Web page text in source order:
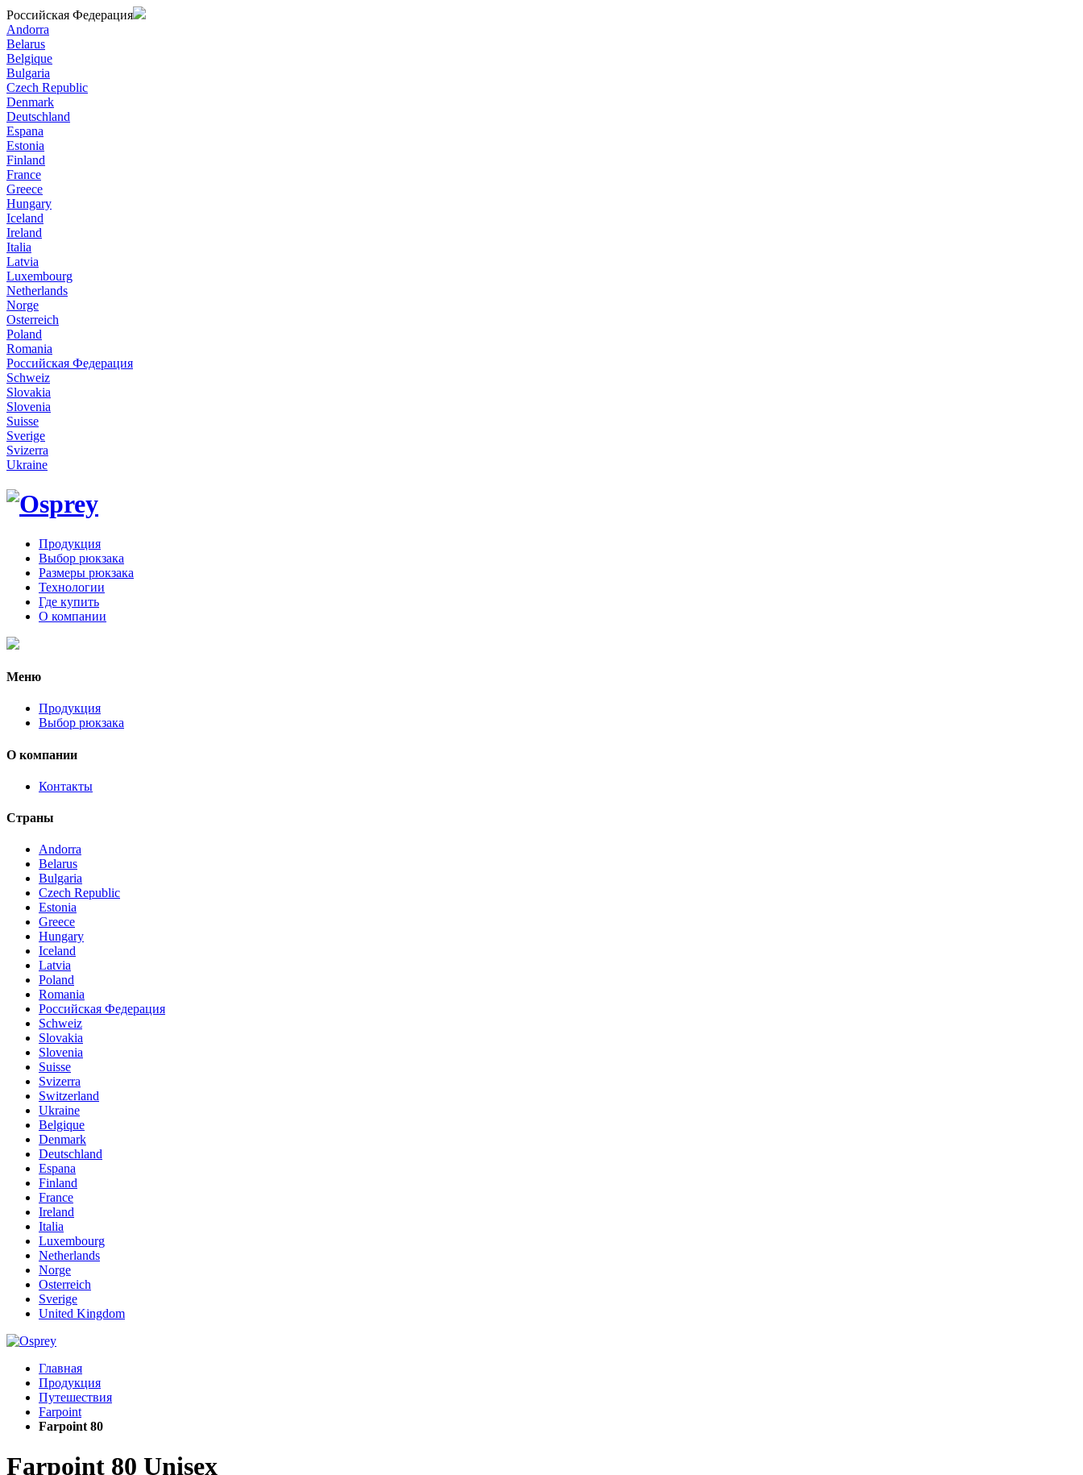
Российская Федерация
Andorra
Belarus
Belgique
Bulgaria
Czech Republic
Denmark
Deutschland
Espana
Estonia
Finland
France
Greece
Hungary
Iceland
Ireland
Italia
Latvia
Luxembourg
Netherlands
Norge
Osterreich
Poland
Romania
Российская Федерация
Schweiz
Slovakia
Slovenia
Suisse
Sverige
Svizerra
Ukraine
Продукция
Выбор рюкзака
Размеры рюкзака
Технологии
Где купить
О компании
Меню
Продукция
Выбор рюкзака
О компании
Контакты
Страны
Andorra
Belarus
Bulgaria
Czech Republic
Estonia
Greece
Hungary
Iceland
Latvia
Poland
Romania
Российская Федерация
Schweiz
Slovakia
Slovenia
Suisse
Svizerra
Switzerland
Ukraine
Belgique
Denmark
Deutschland
Espana
Finland
France
Ireland
Italia
Luxembourg
Netherlands
Norge
Osterreich
Sverige
United Kingdom
Главная
Продукция
Путешествия
Farpoint
Farpoint 80
Farpoint 80 Unisex